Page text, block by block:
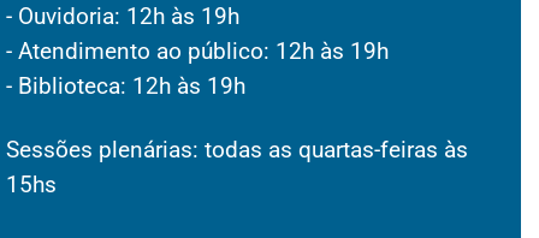
- Ouvidoria: 12h às 19h
- Atendimento ao público: 12h às 19h
- Biblioteca: 12h às 19h
Sessões plenárias: todas as quartas-feiras às
15hs